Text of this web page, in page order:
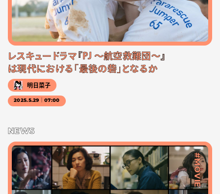
レスキュードラマ『PJ ～航空救難団～』
は現代における「最後の砦」となるか
明日菜子
2025.5.29｜07:00
NEWS
#MOVIE